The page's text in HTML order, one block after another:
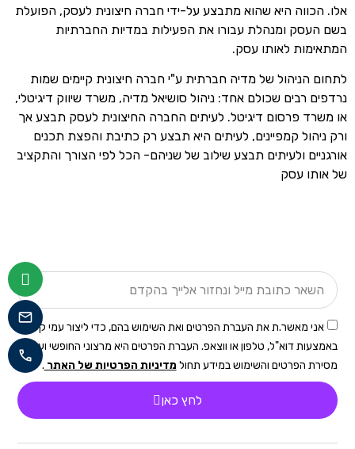
אלו. הכווה היא שהוא מתבצע על-ידי חברה חיצונית לעסק, הפועלת
בשם העסק ומנהלת עבורו את הפעילות במדיות החברתיות
המתאימות לאותו עסק.
לתחום הניהול של מדיה חברתית ע"י חברה חיצונית קיימים שמות
נרדפים רבים שכולם אחד: ניהול סושיאל מדיה, משרד שיווק דיגיטלי,
או משרד פרסום דיגיטל. לעיתים החברה החיצונית לעסק תבצע אך
ורק ניהול קמפיינים, לעיתים היא תבצע רק כתיבת והפצת תכנים
אורגניים ולעיתים תבצע שילוב של שניהם- הכל לפי הצורך והתקציב
של אותו עסק
אני מאשר.ת את העברת הפרטים ואת השימוש בהם, כדי ליצור עמי קשר
באמצעות דוא"ל, טלפון או ווצאפ. העברת הפרטים היא מרצוני החופשי ועל
מסירת הפרטים והשימוש במידע תחולמדיניות הפרטיות של האתר .
לחץ כאן